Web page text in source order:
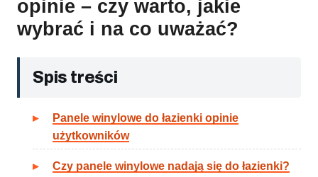
opinie – czy warto, jakie
wybrać i na co uważać?
Spis treści
Panele winylowe do łazienki opinie
użytkowników
Czy panele winylowe nadają się do łazienki?